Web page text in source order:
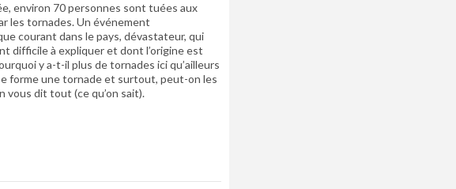
environ 70 personnes sont tuées aux
les tornades. Un événement
courant dans le pays, dévastateur, qui
difficile à expliquer et dont l’origine est
y a-t-il plus de tornades ici qu’ailleurs
forme une tornade et surtout, peut-on les
vous dit tout (ce qu’on sait).